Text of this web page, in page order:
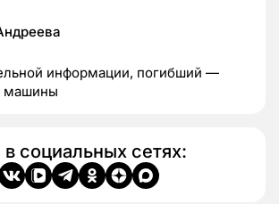
информации, погибший —
машины
социальных сетях: